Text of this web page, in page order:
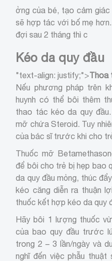
ởng của bé, tạo cảm
sẽ hợp tác với bố mẹ
đợi sau 2 tháng thì c
Kéo da quy đầu
"text-align: justify;">Thoa
Nếu phương pháp trên
huynh có thể bôi thêm
thao tác kéo da quy
mỡ chứa Steroid. Tuy
của bác sĩ trước khi cho
Thuốc mỡ
để bôi cho trẻ bị hẹp bao
da quy đầu mỏng, thúc
kéo căng diễn ra thuận
thuốc kết hợp kéo da quy
Hãy bôi 1 lượng thuốc
của bao quy đầu trước
trong 2 – 3 lần/ngày và
nghĩ đến việc phẫu thuật